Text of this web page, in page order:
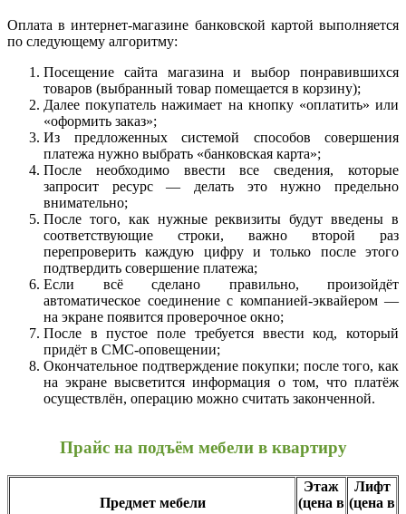
Оплата в интернет-магазине банковской картой выполняется
по следующему алгоритму:
Посещение сайта магазина и выбор понравившихся
товаров (выбранный товар помещается в корзину);
Далее покупатель нажимает на кнопку «оплатить» или
«оформить заказ»;
Из предложенных системой способов совершения
платежа нужно выбрать «банковская карта»;
После необходимо ввести все сведения, которые
запросит ресурс — делать это нужно предельно
внимательно;
После того, как нужные реквизиты будут введены в
соответствующие строки, важно второй раз
перепроверить каждую цифру и только после этого
подтвердить совершение платежа;
Если всё сделано правильно, произойдёт
автоматическое соединение с компанией-эквайером —
на экране появится проверочное окно;
После в пустое поле требуется ввести код, который
придёт в СМС-оповещении;
Окончательное подтверждение покупки; после того, как
на экране высветится информация о том, что платёж
осуществлён, операцию можно считать законченной.
Прайс на подъём мебели в квартиру
Предмет мебели
Этаж
(цена в
Лифт
(цена в